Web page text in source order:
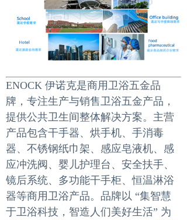
ENOCK 伊诺克是商用卫浴五金品
牌，专注生产与销售卫浴五金产品，
提供公共卫生间整体解决方案。主营
产品包含干手器、烘手机、手消毒
器、不锈钢纸巾架、感应皂液机、感
应冲洗阀、婴儿护理台、安全扶手、
镜后系统、多功能干手柜、恒温淋浴
器等商用卫浴产品。品牌以 “集智慧
于卫浴科技，智造人们美好生活” 为